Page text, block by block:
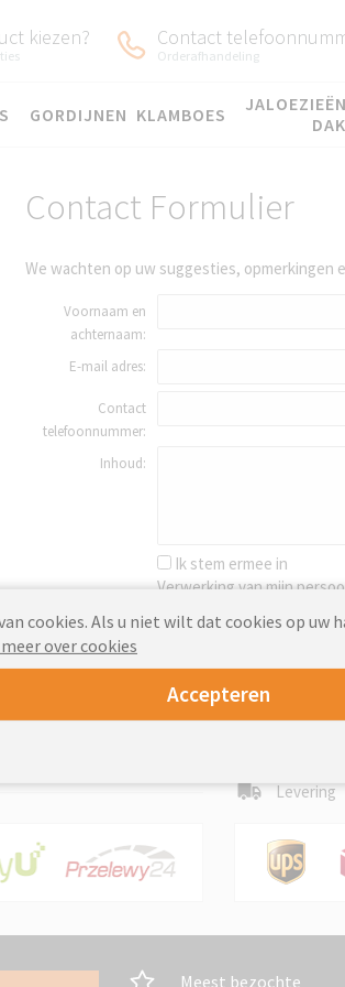
kiezen? Contact
Orderafhandeling
GORDIJNEN KLAMBOES
DAK
Contact Formulier
We wachten op uw suggesties, opmerkingen
Voornaam en
achternaam:
E-mail adres:
Contact
telefoonnummer:
Inhoud:
Ik stem ermee in
Verwerking van mijn
Versturen
Levering
Meest bezochte
cookies. Als u niet wilt dat cookies op uw
meer over cookies
Accepteren